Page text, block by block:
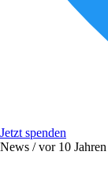
Jetzt spenden
News /vor 10 Jahren